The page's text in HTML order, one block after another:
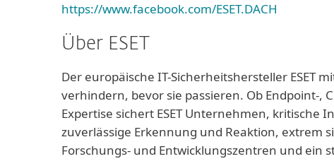
https://www.facebook.com/ESET.DACH
Über ESET
Der europäische IT-Sicherheitshersteller ESET
verhindern, bevor sie passieren. Ob Endpoint-,
Expertise sichert ESET Unternehmen, kritische
zuverlässige Erkennung und Reaktion, extrem
Forschungs- und Entwicklungszentren und ein